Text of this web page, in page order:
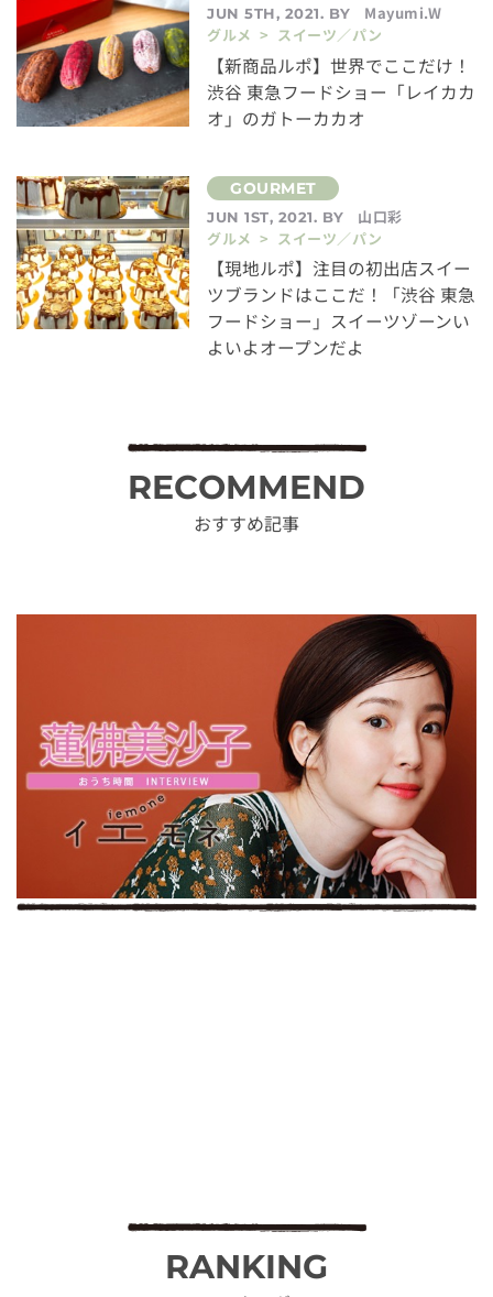
JUN 5TH, 2021. BY
Mayumi.W
グルメ > スイーツ／パン
【新商品ルポ】世界でここだけ！
渋谷 東急フードショー「レイカカ
オ」のガトーカカオ
JUN 1ST, 2021. BY
山口彩
グルメ > スイーツ／パン
【現地ルポ】注目の初出店スイー
ツブランドはここだ！「渋谷 東急
フードショー」スイーツゾーンい
よいよオープンだよ
RECOMMEND
おすすめ記事
RANKING